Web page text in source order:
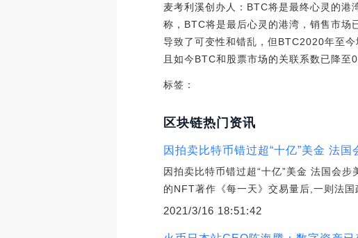
麦考利溪创办人：BTC将是最终心灵的
称，BTC将是最后心灵的港湾，销售市场
导致了可变性和错乱，但BTC2020年至
且如今BTC和股票市场的关联系数已降
标签：
区块链热门资讯
因拍卖比特币错过超“十亿”美金 法
因拍卖比特币错过超“十亿”美金 法国会
的NFT著作《每一天》交易量后,一则法
2021/3/16 18:51:42